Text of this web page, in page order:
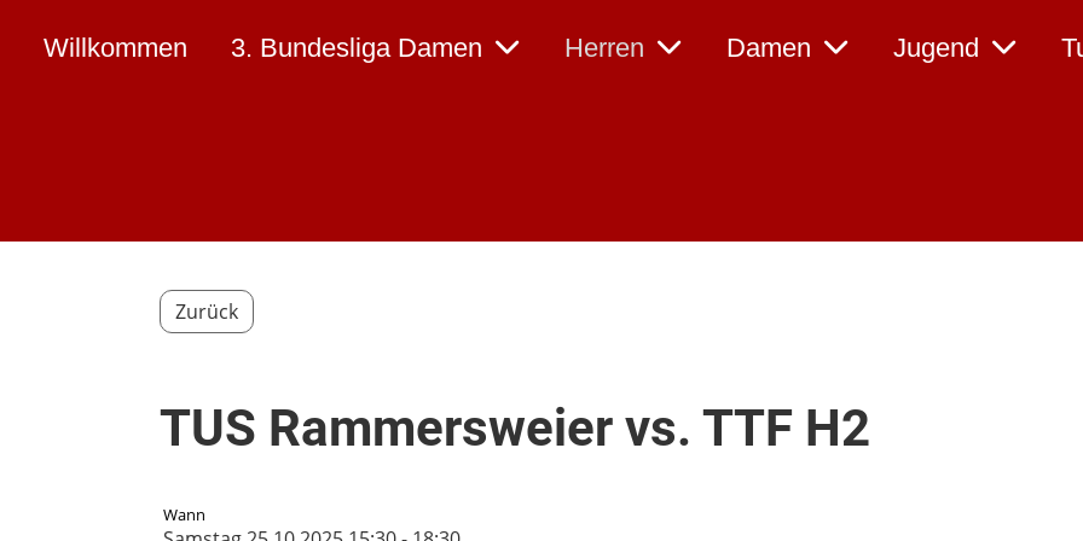
Willkommen 3. Bundesliga Damen Herren Damen Jugend
Zurück
TUS Rammersweier vs. TTF H2
Wann